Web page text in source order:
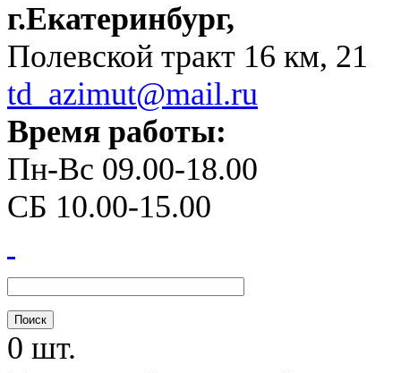
г.Екатеринбург,
Полевской тракт 16 км, 21
td_azimut@mail.ru
Время работы:
Пн-Вс 09.00-18.00
СБ 10.00-15.00
0 шт.